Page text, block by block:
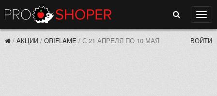
Поиск
/ АКЦИИ / ORIFLAME / С 21 АПРЕЛЯ ПО 10 МАЯ ВОЙТИ